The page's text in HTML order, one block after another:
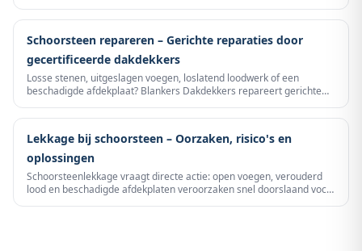
onderkant tot de bovenzijde – met vorstbestendige, waterafstotende
Schoorsteen repareren – Gerichte reparaties door
gecertificeerde dakdekkers
Losse stenen, uitgeslagen voegen, loslatend loodwerk of een
beschadigde afdekplaat? Blankers Dakdekkers repareert gerichte
schoorsteen hoeft te laten renoveren. Snelle respons, transparante
Lekkage bij schoorsteen – Oorzaken, risico's en
oplossingen
Schoorsteenlekkage vraagt directe actie: open voegen, verouderd
lood en beschadigde afdekplaten veroorzaken snel doorslaand vocht